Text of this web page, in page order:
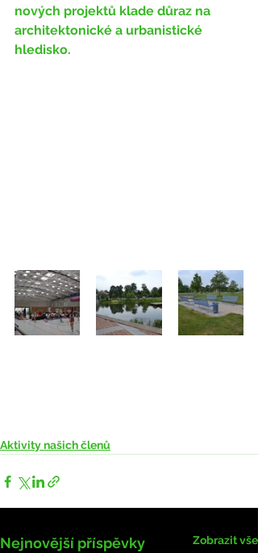
nových projektů klade důraz na
architektonické a urbanistické
hledisko.
Aktivity našich členů
Nejnovější příspěvky Zobrazit vše